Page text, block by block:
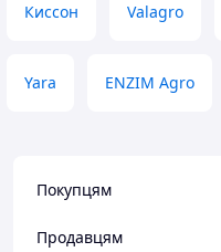
Киссон Valagro
Yara ENZIM Agro
Покупцям
Продавцям